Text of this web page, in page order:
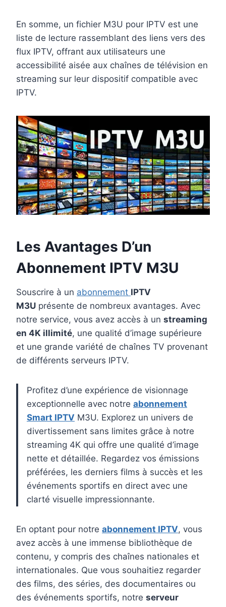
En somme, un fichier M3U pour IPTV est une
liste de lecture rassemblant des liens vers des
flux IPTV, offrant aux utilisateurs une
accessibilité aisée aux chaînes de télévision en
streaming sur leur dispositif compatible avec
IPTV.
Les Avantages D’un
Abonnement IPTV M3U
Souscrire à un abonnement IPTV
M3U présente de nombreux avantages. Avec
notre service, vous avez accès à un streaming
en 4K illimité, une qualité d’image supérieure
et une grande variété de chaînes TV provenant
de différents serveurs IPTV.
Profitez d’une expérience de visionnage
exceptionnelle avec notre abonnement
Smart IPTV M3U. Explorez un univers de
divertissement sans limites grâce à notre
streaming 4K qui offre une qualité d’image
nette et détaillée. Regardez vos émissions
préférées, les derniers films à succès et les
événements sportifs en direct avec une
clarté visuelle impressionnante.
En optant pour notre abonnement IPTV, vous
avez accès à une immense bibliothèque de
contenu, y compris des chaînes nationales et
internationales. Que vous souhaitiez regarder
des films, des séries, des documentaires ou
des événements sportifs, notre serveur